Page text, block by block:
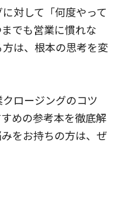
対して「何度やって
でも営業に慣れな
は、根本の思考を変
ロージングのコツ
めの参考本を徹底解
をお持ちの方は、ぜ